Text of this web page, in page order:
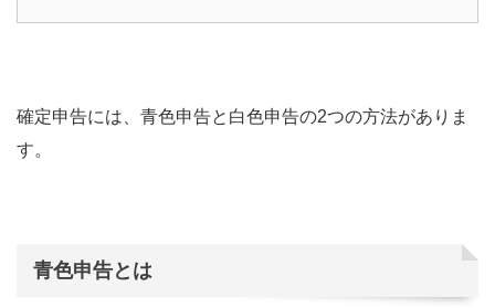
確定申告には、青色申告と白色申告の2つの方法がありま
す。
青色申告とは